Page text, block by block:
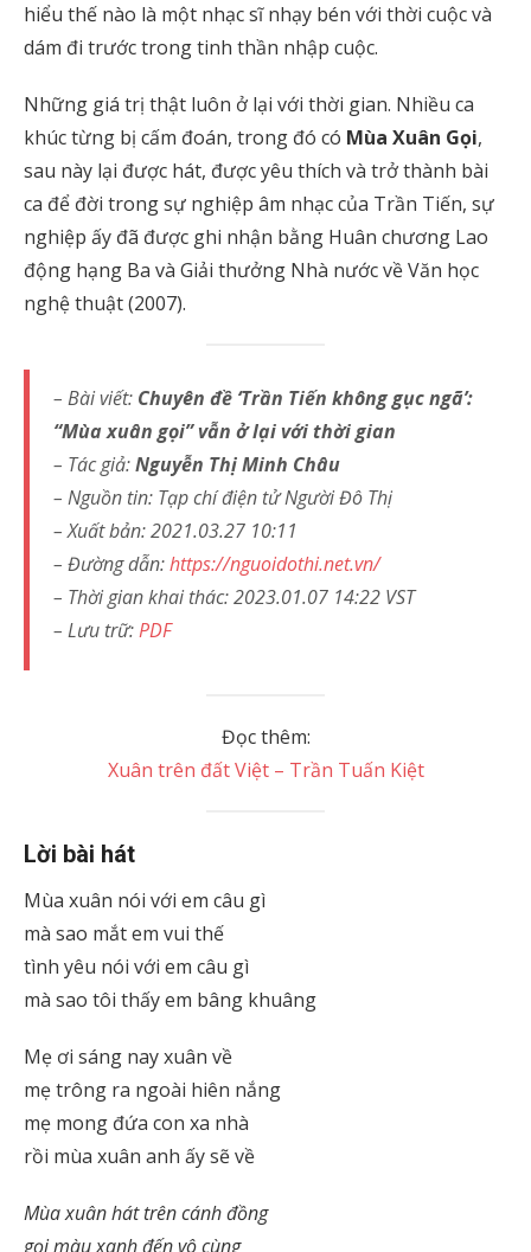
hiểu thế nào là một nhạc sĩ nhạy bén với thời cuộc và
dám đi trước trong tinh thần nhập cuộc.
Những giá trị thật luôn ở lại với thời gian. Nhiều ca
khúc từng bị cấm đoán, trong đó có Mùa Xuân Gọi,
sau này lại được hát, được yêu thích và trở thành bài
ca để đời trong sự nghiệp âm nhạc của Trần Tiến, sự
nghiệp ấy đã được ghi nhận bằng Huân chương Lao
động hạng Ba và Giải thưởng Nhà nước về Văn học
nghệ thuật (2007).
– Bài viết: Chuyên đề ‘Trần Tiến không gục ngã’:
“Mùa xuân gọi” vẫn ở lại với thời gian
– Tác giả:Nguyễn Thị Minh Châu
– Nguồn tin: Tạp chí điện tử Người Đô Thị
– Xuất bản: 2021.03.27 10:11
– Đường dẫn:https://nguoidothi.net.vn/
– Thời gian khai thác: 2023.01.07 14:22 VST
– Lưu trữ:PDF
Đọc thêm:
Xuân trên đất Việt – Trần Tuấn Kiệt
Lời bài hát
Mùa xuân nói với em câu gì
mà sao mắt em vui thế
tình yêu nói với em câu gì
mà sao tôi thấy em bâng khuâng
Mẹ ơi sáng nay xuân về
mẹ trông ra ngoài hiên nắng
mẹ mong đứa con xa nhà
rồi mùa xuân anh ấy sẽ về
Mùa xuân hát trên cánh đồng
gọi màu xanh đến vô cùng